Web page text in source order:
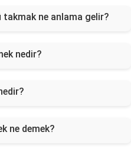
ne anlama gelir?
nedir?
ne demek?